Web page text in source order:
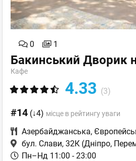
0 1
Бакинський Дворик
Кафе
4.33 (3)
#14 (↓4) місце в рейтингу уваги
Азербайджанська,
бул. Слави, 32К (Дніпро,
Пн–Нд 11:00 - 23:00